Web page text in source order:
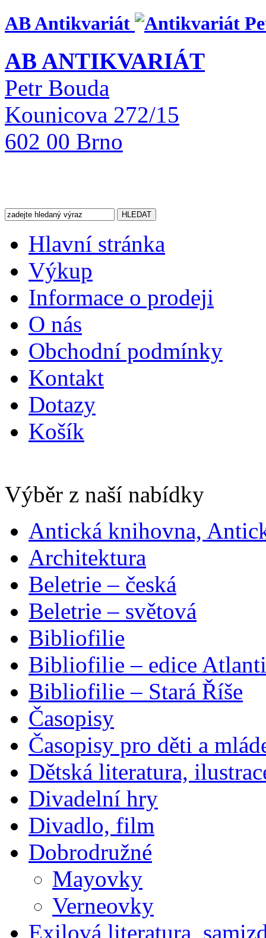
AB Antikvariát
AB ANTIKVARIÁT
Petr Bouda
Kounicova 272/15
602 00 Brno
Hlavní stránka
Výkup
Informace o prodeji
O nás
Obchodní podmínky
Kontakt
Dotazy
Košík
Výběr z naší nabídky
Antická knihovna,
Architektura
Beletrie – česká
Beletrie – světová
Bibliofilie
Bibliofilie – edice
Bibliofilie – Stará Říše
Časopisy
Časopisy pro děti a
Dětská literatura,
Divadelní hry
Divadlo, film
Dobrodružné
Mayovky
Verneovky
Exilová literatura,